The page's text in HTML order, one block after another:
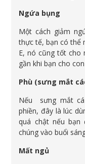
Ngứa bụng
Một cách giảm
thực tế, bạn có thể
E, nó cũng tốt cho
gần khi bạn cho
Phù (sưng mắt
Nếu sưng mắt cá
phiền, đây là lúc
quá chật nếu
chúng vào buổi
Mất ngủ